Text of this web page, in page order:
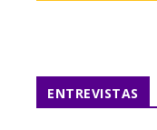
ENTREVISTAS